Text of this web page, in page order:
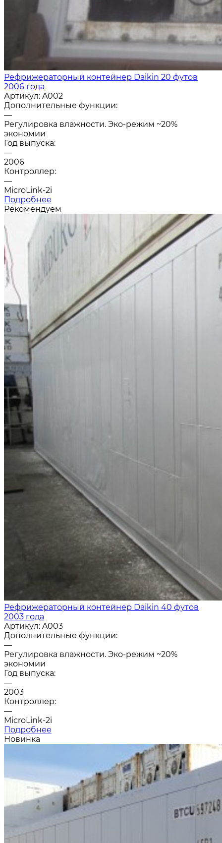
Рефрижераторный контейнер Daikin 20 футов
2006 года
Артикул: A002
Дополнительные функции:
—
Регулировка влажности. Эко-режим ~20%
экономии
Год выпуска:
—
2006
Контроллер:
—
MicroLink-2i
Подробнее
Рекомендуем
Рефрижераторный контейнер Daikin 40 футов
2003 года
Артикул: A003
Дополнительные функции:
—
Регулировка влажности. Эко-режим ~20%
экономии
Год выпуска:
—
2003
Контроллер:
—
MicroLink-2i
Подробнее
Новинка